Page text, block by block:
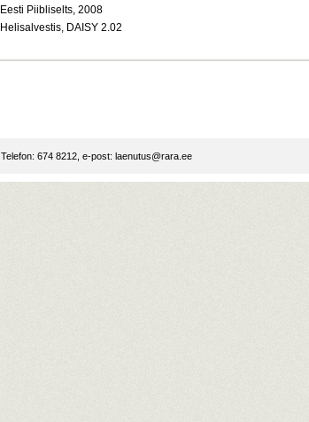
Eesti Piibliselts, 2008
Helisalvestis, DAISY 2.02
Telefon: 674 8212, e-post: laenutus@rara.ee